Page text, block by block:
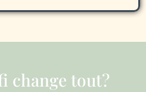
change tout?